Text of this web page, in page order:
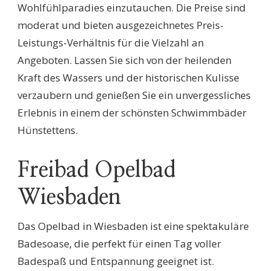
Wohlfühlparadies einzutauchen. Die Preise sind
moderat und bieten ausgezeichnetes Preis-
Leistungs-Verhältnis für die Vielzahl an
Angeboten. Lassen Sie sich von der heilenden
Kraft des Wassers und der historischen Kulisse
verzaubern und genießen Sie ein unvergessliches
Erlebnis in einem der schönsten Schwimmbäder
Hünstettens.
Freibad Opelbad
Wiesbaden
Das Opelbad in Wiesbaden ist eine spektakuläre
Badesoase, die perfekt für einen Tag voller
Badespaß und Entspannung geeignet ist.